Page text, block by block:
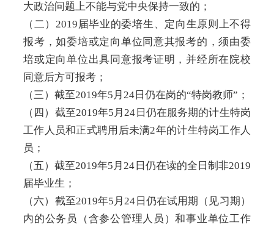
大政治问题上不能与党中央保持一致的；
（二）2019届毕业的委培生、定向生原则上不得
报考，如委培或定向单位同意其报考的，须由委
培或定向单位出具同意报考证明，并经所在院校
同意后方可报考；
（三）截至2019年5月24日仍在岗的“特岗教师”；
（四）截至2019年5月24日仍在服务期的计生特岗
工作人员和正式聘用后未满2年的计生特岗工作人
员；
（五）截至2019年5月24日仍在读的全日制非2019
届毕业生；
（六）截至2019年5月24日仍在试用期（见习期）
内的公务员（含参公管理人员）和事业单位工作